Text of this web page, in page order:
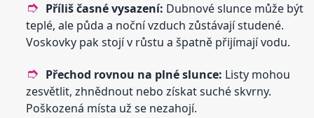
Příliš časné vysazení: Dubnové slunce může být
teplé, ale půda a noční vzduch zůstávají studené.
Voskovky pak stojí v růstu a špatně přijímají vodu.
Přechod rovnou na plné slunce: Listy mohou
zesvětlit, zhnědnout nebo získat suché skvrny.
Poškozená místa už se nezahojí.